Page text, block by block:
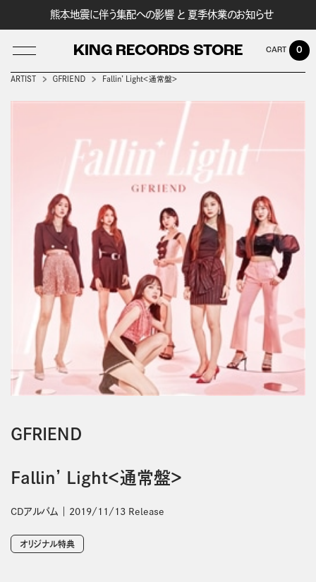
熊本地震に伴う集配への影響 と 夏季休業のお知らせ
KING RECORDS STORE 0
ARTIST ＧＦＲＩＥＮＤ Fallin’ Light＜通常盤＞
ＧＦＲＩＥＮＤ
Fallin’ Light＜通常盤＞
CDアルバム 2019/11/13 Release
オリジナル特典